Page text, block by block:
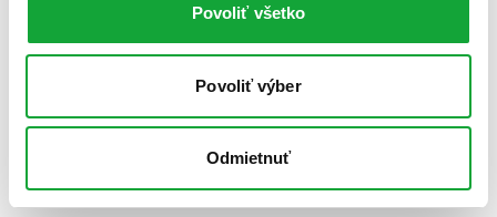
Povoliť všetko
Povoliť výber
Odmietnuť